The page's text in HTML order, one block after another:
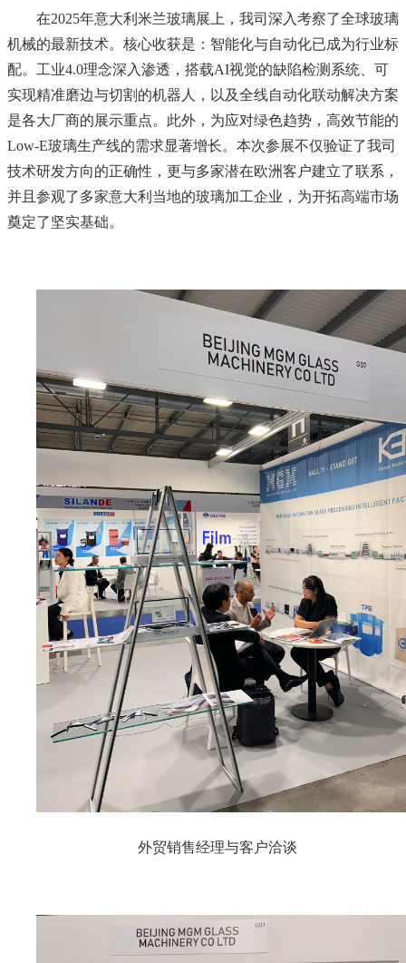
在2025年意大利米兰玻璃展上，我司深入考察了全球玻璃
机械的最新技术。核心收获是：智能化与自动化已成为行业标
配。工业4.0理念深入渗透，搭载AI视觉的缺陷检测系统、可
实现精准磨边与切割的机器人，以及全线自动化联动解决方案
是各大厂商的展示重点。此外，为应对绿色趋势，高效节能的
Low-E玻璃生产线的需求显著增长。本次参展不仅验证了我司
技术研发方向的正确性，更与多家潜在欧洲客户建立了联系，
并且参观了多家意大利当地的玻璃加工企业，为开拓高端市场
奠定了坚实基础。
外贸销售经理与客户洽谈